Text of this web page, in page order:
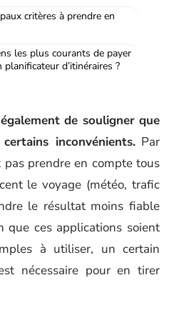
critères à prendre en
les plus courants de payer
planificateur d’itinéraires ?
de souligner que
inconvénients.Par
prendre en compte tous
le voyage (météo, trafic
le résultat moins fiable
que ces applications soient
à utiliser, un certain
nécessaire pour en tirer